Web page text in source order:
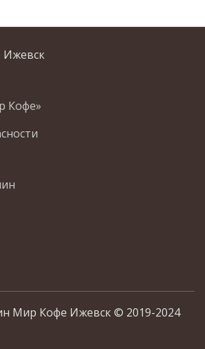
Кофе»
Мир Кофе Ижевск © 2019-2024